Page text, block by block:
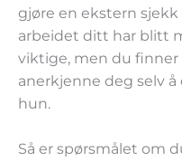
gjøre en ekstern
arbeidet ditt har blitt
viktige, men du finner
anerkjenne deg selv
hun.
Så er spørsmålet om